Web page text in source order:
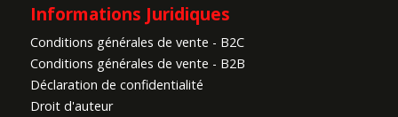
Informations Juridiques
Conditions générales de vente - B2C
Conditions générales de vente - B2B
Déclaration de confidentialité
Droit d'auteur